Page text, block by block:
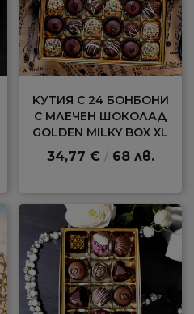
KУТИЯ С 24 БОНБОНИ
С МЛЕЧЕН ШОКОЛАД
GOLDEN MILKY BOX XL
34,77 € /68 лв.